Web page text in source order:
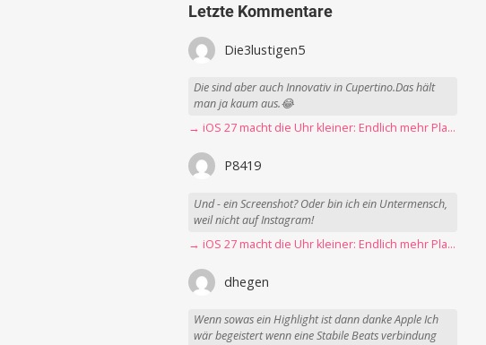
Letzte Kommentare
Die3lustigen5
Die sind aber auch Innovativ in Cupertino.Das hält
man ja kaum aus.😂
→ iOS 27 macht die Uhr kleiner: Endlich mehr Platz fürs Hintergrundbild
P8419
Und - ein Screenshot? Oder bin ich ein Untermensch,
weil nicht auf Instagram!
→ iOS 27 macht die Uhr kleiner: Endlich mehr Platz fürs Hintergrundbild
dhegen
Wenn sowas ein Highlight ist dann danke Apple Ich
wär begeistert wenn eine Stabile Beats verbindung